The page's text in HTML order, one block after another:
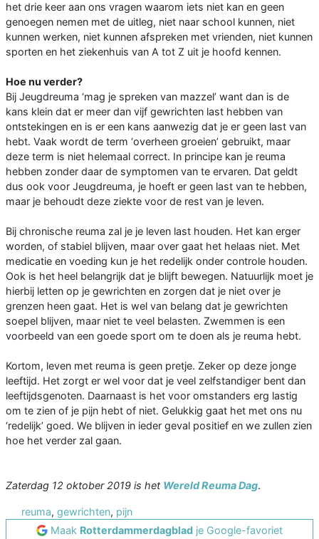
het drie keer aan ons vragen waarom iets niet kan en geen
genoegen nemen met de uitleg, niet naar school kunnen, niet
kunnen werken, niet kunnen afspreken met vrienden, niet kunnen
sporten en het ziekenhuis van A tot Z uit je hoofd kennen.
Hoe nu verder?
Bij Jeugdreuma ‘mag je spreken van mazzel’ want dan is de
kans klein dat er meer dan vijf gewrichten last hebben van
ontstekingen en is er een kans aanwezig dat je er geen last van
hebt. Vaak wordt de term ‘overheen groeien’ gebruikt, maar
deze term is niet helemaal correct. In principe kan je reuma
hebben zonder daar de symptomen van te ervaren. Dat geldt
dus ook voor Jeugdreuma, je hoeft er geen last van te hebben,
maar je behoudt deze ziekte voor de rest van je leven.
Bij chronische reuma zal je je leven last houden. Het kan erger
worden, of stabiel blijven, maar over gaat het helaas niet. Met
medicatie en voeding kun je het redelijk onder controle houden.
Ook is het heel belangrijk dat je blijft bewegen. Natuurlijk moet je
hierbij letten op je gewrichten en zorgen dat je niet over je
grenzen heen gaat. Het is wel van belang dat je gewrichten
soepel blijven, maar niet te veel belasten. Zwemmen is een
voorbeeld van een goede sport om te doen als je reuma hebt.
Kortom, leven met reuma is geen pretje. Zeker op deze jonge
leeftijd. Het zorgt er wel voor dat je veel zelfstandiger bent dan
leeftijdsgenoten. Daarnaast is het voor omstanders erg lastig
om te zien of je pijn hebt of niet. Gelukkig gaat het met ons nu
‘redelijk’ goed. We blijven in ieder geval positief en we zullen zien
hoe het verder zal gaan.
Zaterdag 12 oktober 2019 is het Wereld Reuma Dag.
reuma, gewrichten, pijn
Maak Rotterdammerdagblad je Google-favoriet